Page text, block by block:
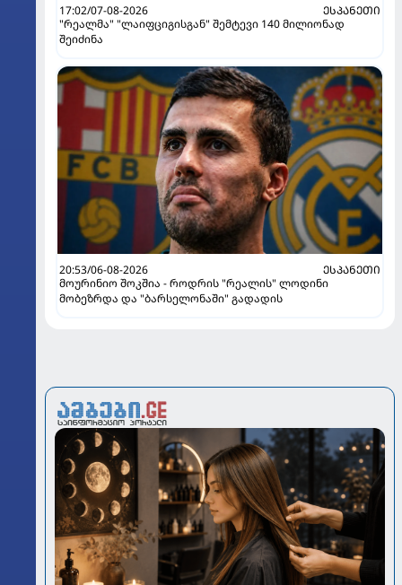
17:02/07-08-2026
ᲔᲡᲞᲐᲜᲔᲗᲘ
"რეალმა" "ლაიფციგისგან" შემტევი 140 მილიონად
შეიძინა
20:53/06-08-2026
ᲔᲡᲞᲐᲜᲔᲗᲘ
მოურინიო შოკშია - როდრის "რეალის" ლოდინი
მობეზრდა და "ბარსელონაში" გადადის